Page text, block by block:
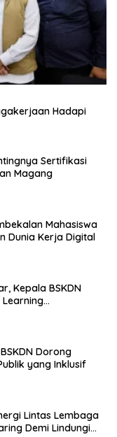
Hadapi
Sertifikasi
Magang
Mahasiswa
Dunia Kerja Digital
Kepala BSKDN
Learning
Dorong
yang Inklusif
Lintas Lembaga
Demi Lindungi